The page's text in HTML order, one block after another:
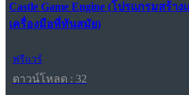
Castle Game Engine (โปรแกรมสร้า
เครื่องมือที่ทันสมัย)
ฟรีแวร์
ดาวน์โหลด : 32